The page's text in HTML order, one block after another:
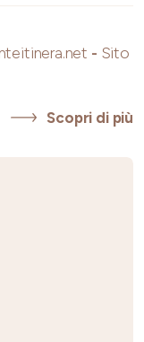
- Sito
Scopri di più